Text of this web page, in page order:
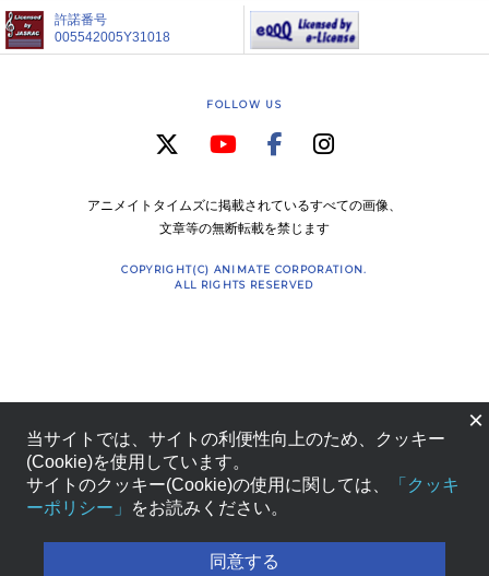
許諾番号
005542005Y31018
FOLLOW US
アニメイトタイムズに掲載されているすべての画像、
文章等の無断転載を禁じます
COPYRIGHT(C) ANIMATE CORPORATION.
ALL RIGHTS RESERVED
×
当サイトでは、サイトの利便性向上のため、クッキー
(Cookie)を使用しています。
サイトのクッキー(Cookie)の使用に関しては、
「クッキ
ーポリシー」
をお読みください。
同意する